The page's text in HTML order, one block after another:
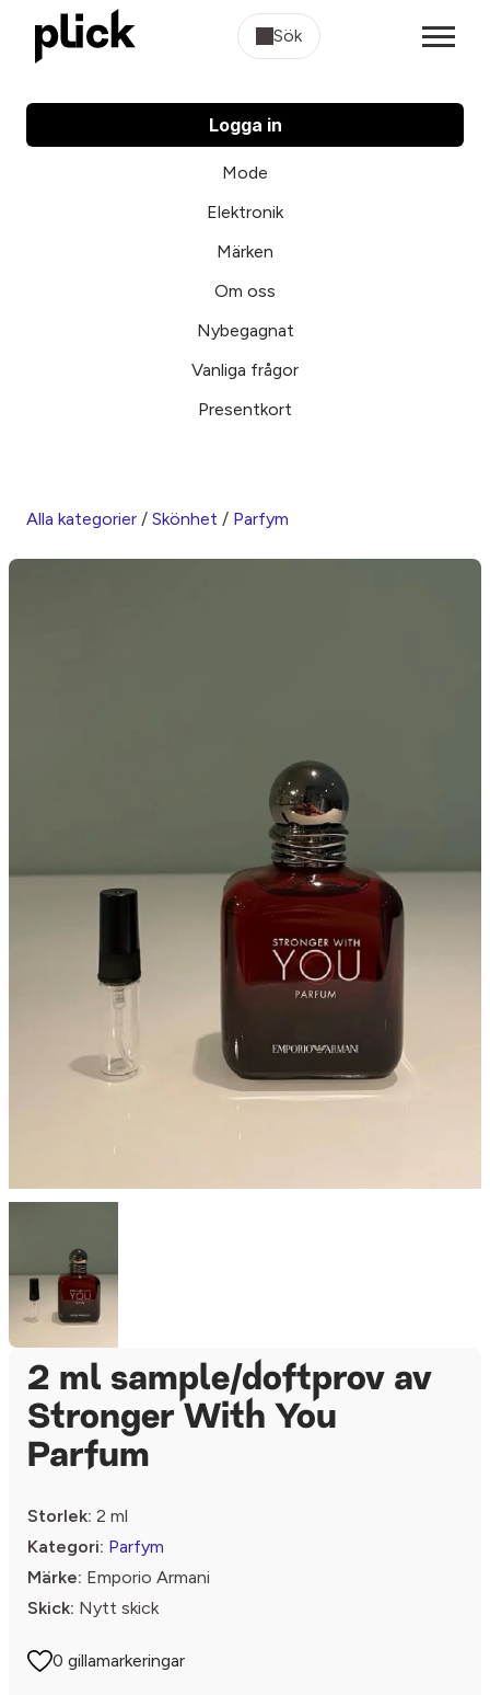
Sök
Logga in
Mode
Elektronik
Märken
Om oss
Nybegagnat
Vanliga frågor
Presentkort
Alla kategorier / Skönhet / Parfym
2 ml sample/doftprov av
Stronger With You
Parfum
Storlek: 2 ml
Kategori: Parfym
Märke: Emporio Armani
Skick: Nytt skick
0 gillamarkeringar